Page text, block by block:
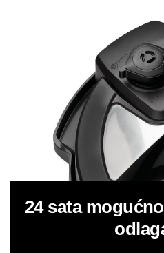
24 sata